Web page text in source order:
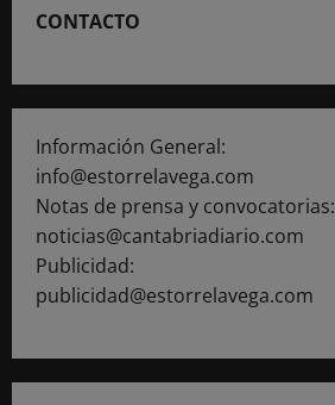
CONTACTO
Información General:
info@estorrelavega.com
Notas de prensa y convocatorias:
noticias@cantabriadiario.com
Publicidad:
publicidad@estorrelavega.com